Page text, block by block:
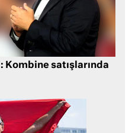
Kombine satışlarında